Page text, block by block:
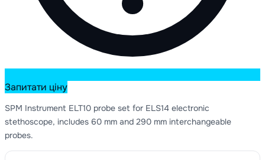
Запитати ціну
SPM Instrument ELT10 probe set for ELS14 electronic
stethoscope, includes 60 mm and 290 mm interchangeable
probes.